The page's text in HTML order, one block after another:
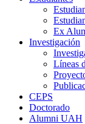
Ex
Investigación
Líneas
CEPS
Doctorado
Alumni UAH